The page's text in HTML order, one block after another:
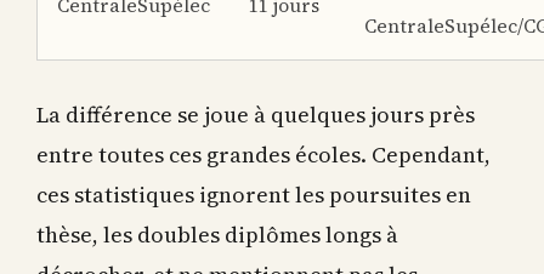
CentraleSupélec 11 jours
CentraleSupélec/
La différence se joue à quelques jours près
entre toutes ces grandes écoles. Cependant,
ces statistiques ignorent les poursuites en
thèse, les doubles diplômes longs à